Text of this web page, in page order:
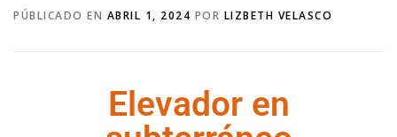
PÚBLICADO EN ABRIL 1, 2024 POR LIZBETH VELASCO
Elevador en